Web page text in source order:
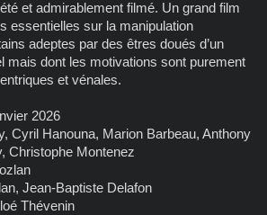
et admirablement filmé. Un grand film
essentielles sur la manipulation
adeptes par des êtres doués d’un
mais dont les motivations sont purement
et vénales.
2026
Cyril Hanouna, Marion Barbeau, Anthony
Christophe Montenez
Jean-Baptiste Delafon
Thévenin